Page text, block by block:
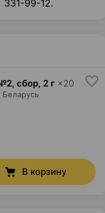
331-99-12.
сбор, 2 г ×20
Беларусь
В корзину